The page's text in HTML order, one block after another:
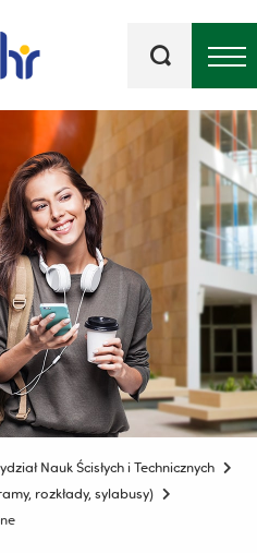
kluczowe
Nauk Ścisłych i Technicznych
rozkłady, sylabusy)